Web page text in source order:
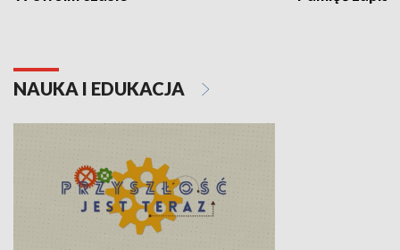
NAUKA I EDUKACJA